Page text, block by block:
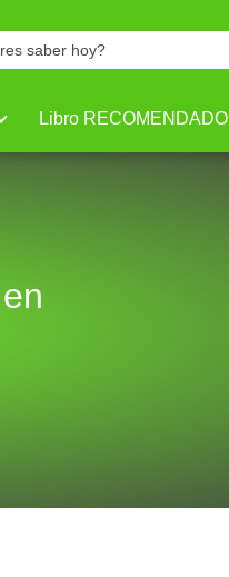
Libro RECOMENDADO